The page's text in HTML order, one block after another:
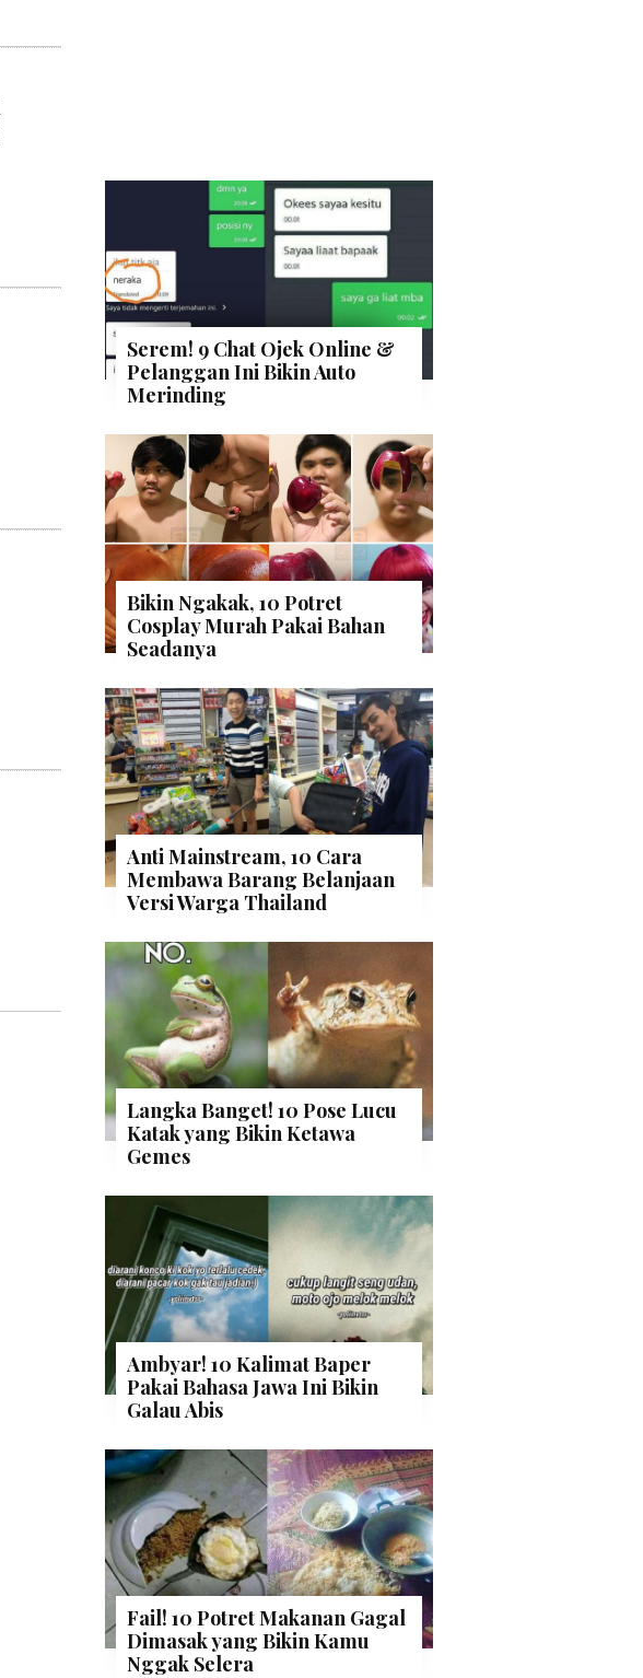
Serem! 9 Chat Ojek Online &
Pelanggan Ini Bikin Auto
Merinding
Bikin Ngakak, 10 Potret
Cosplay Murah Pakai Bahan
Seadanya
Anti Mainstream, 10 Cara
Membawa Barang Belanjaan
Versi Warga Thailand
Langka Banget! 10 Pose Lucu
Katak yang Bikin Ketawa
Gemes
Ambyar! 10 Kalimat Baper
Pakai Bahasa Jawa Ini Bikin
Galau Abis
Fail! 10 Potret Makanan Gagal
Dimasak yang Bikin Kamu
Nggak Selera